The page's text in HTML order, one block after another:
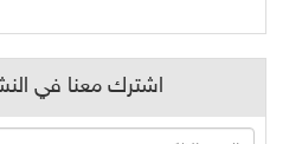
اشترك معنا في